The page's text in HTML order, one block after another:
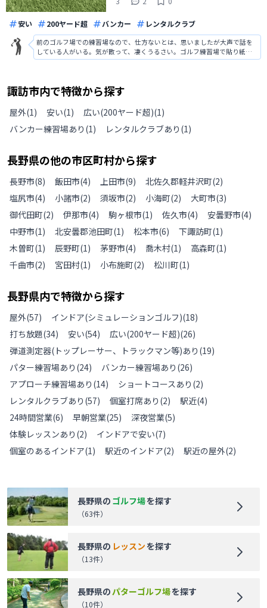
安い 200ヤード超 バンカー レンタルクラブ
前のゴルフ場での練習場なので、仕方ないとは、思いましたが大声で話を
している人がいる。気が散って、凄くうるさい。ゴルフ練習場で貼り紙も
ないので、注意すること出来ない。 コルフ場で大声の中では打たない‼️ 是
諏訪市内で特徴から探す
屋外(1) 安い(1) 広い(200ヤード超)(1)
バンカー練習場あり (1) レンタルクラブあり (1)
長野県の他の市区町村から探す
長野市(8) 飯田市(4) 上田市(9) 北佐久郡軽井沢町(2)
塩尻市(4) 小諸市(2) 須坂市(2) 小海町(2) 大町市(3)
御代田町(2) 伊那市(4) 駒ヶ根市(1) 佐久市(4) 安曇野市(4)
中野市(1) 北安曇郡池田町(1) 松本市(6) 下諏訪町(1)
木曽町(1) 辰野町(1) 茅野市(4) 喬木村(1) 高森町(1)
千曲市(2) 宮田村(1) 小布施町(2) 松川町(1)
長野県内で特徴から探す
屋外(57) インドア(シミュレーションゴルフ)(18)
打ち放題(34) 安い(54) 広い(200ヤード超)(26)
弾道測定器(トップレーサー、トラックマン等)あり (19)
パター練習場あり (24) バンカー練習場あり (26)
アプローチ練習場あり (14) ショートコースあり (2)
レンタルクラブあり (57) 個室打席あり (2) 駅近(4)
24時間営業(6) 早朝営業(25) 深夜営業(5)
体験レッスンあり (2) インドアで安い(7)
個室のあるインドア(1) 駅近のインドア(2) 駅近の屋外(2)
長野県の ゴルフ場を探す
（63件）
長野県の レッスンを探す
（13件）
長野県のパターゴルフ場を探す
（10件）